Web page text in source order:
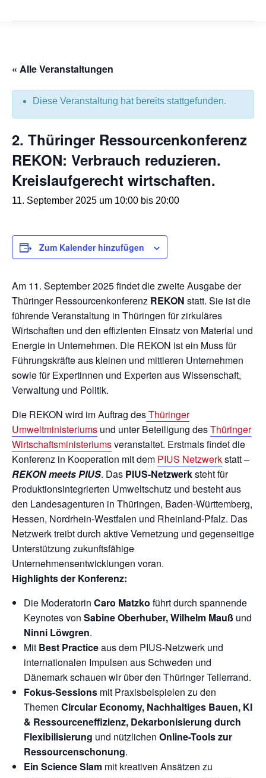
« Alle Veranstaltungen
Diese Veranstaltung hat bereits stattgefunden.
2. Thüringer Ressourcenkonferenz
REKON: Verbrauch reduzieren.
Kreislaufgerecht wirtschaften.
11. September 2025 um 10:00 bis 20:00
Am 11. September 2025 findet die zweite Ausgabe der
Thüringer Ressourcenkonferenz REKON statt. Sie ist die
führende Veranstaltung in Thüringen für zirkuläres
Wirtschaften und den effizienten Einsatz von Material und
Energie in Unternehmen. Die REKON ist ein Muss für
Führungskräfte aus kleinen und mittleren Unternehmen
sowie für Expertinnen und Experten aus Wissenschaft,
Verwaltung und Politik.
Die REKON wird im Auftrag desThüringer
Umweltministeriums und unter Beteiligung desThüringer
Wirtschaftsministeriumsveranstaltet. Erstmals findet die
Konferenz in Kooperation mit dem PIUS Netzwerkstatt –
REKON meets PIUS. Das PIUS-Netzwerksteht für
Produktionsintegrierten Umweltschutz und besteht aus
den Landesagenturen in Thüringen, Baden-Württemberg,
Hessen, Nordrhein-Westfalen und Rheinland-Pfalz. Das
Netzwerk treibt durch aktive Vernetzung und gegenseitige
Unterstützung zukunftsfähige
Unternehmensentwicklungen voran.
Highlights der Konferenz:
Die Moderatorin Caro Matzko führt durch spannende
Keynotes von Sabine Oberhuber, Wilhelm Mauß und
Ninni Löwgren.
Mit Best Practiceaus dem PIUS-Netzwerk und
internationalen Impulsen aus Schweden und
Dänemark schauen wir über den Thüringer Tellerrand.
Fokus-Sessions mit Praxisbeispielen zu den
Themen Circular Economy, Nachhaltiges Bauen, KI
& Ressourceneffizienz, Dekarbonisierung durch
Flexibilisierung und nützlichen Online-Tools zur
Ressourcenschonung.
Ein Science Slam mit kreativen Ansätzen zu
Zum Kalender hinzufügen